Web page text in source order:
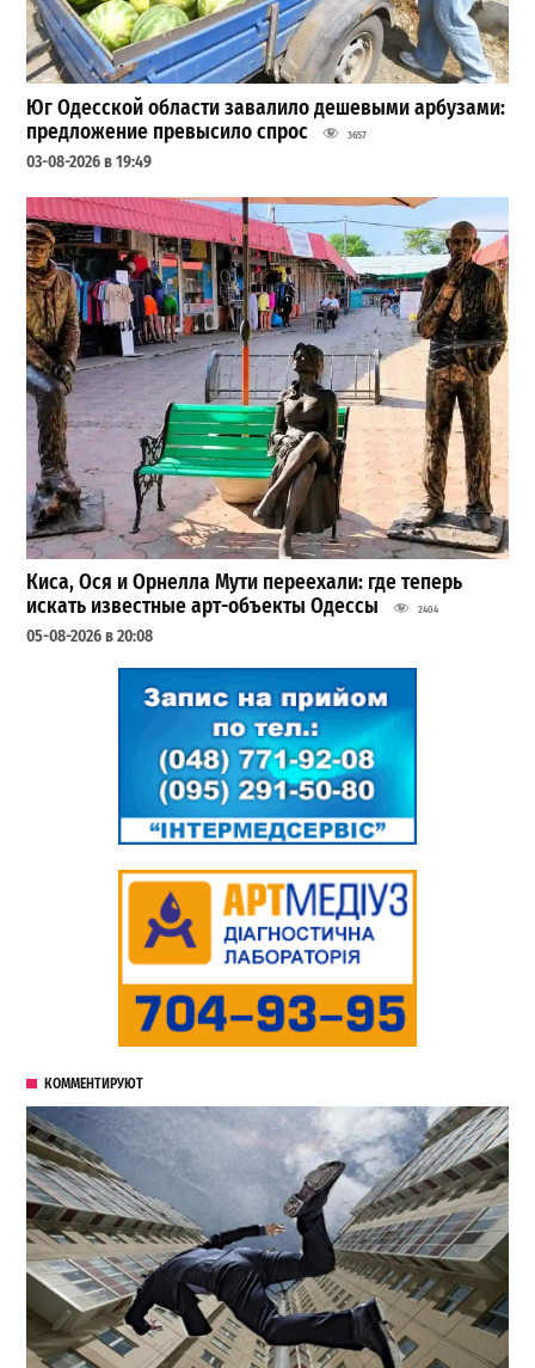
Юг Одесской области завалило дешевыми арбузами:
предложение превысило спрос
3657
03-08-2026 в 19:49
Киса, Ося и Орнелла Мути переехали: где теперь
искать известные арт-объекты Одессы
2404
05-08-2026 в 20:08
КОММЕНТИРУЮТ